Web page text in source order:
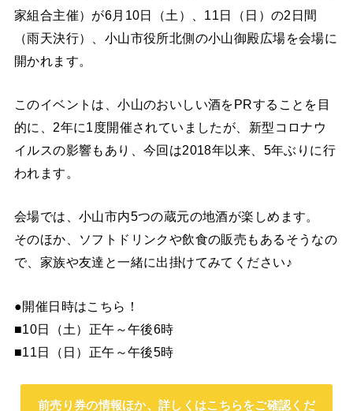
家組合主催）が6月10日（土）、11日（日）の2日間
（雨天決行）、小山市役所北側の小山御殿広場を会場に
開かれます。
このイベントは、小山のおいしい酒をPRすることを目
的に、2年に1度開催されていましたが、新型コロナウ
イルスの影響もあり、今回は2018年以来、5年ぶりに行
われます。
会場では、小山市内5つの蔵元の地酒が楽しめます。
そのほか、ソフトドリンクや飲食の販売もあるそうなの
で、家族や友達と一緒に出掛けてみてください♪
●開催日時はこちら！
■10日（土）正午～午後6時
■11日（日）正午～午後5時
前売り券の情報ほか、詳しくはこちらをご確認くだ